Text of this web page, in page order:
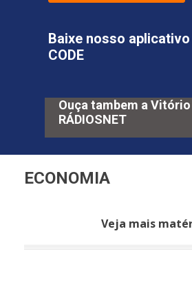
Baixe nosso aplicativo
CODE
Ouça tambem a Vitório
RÁDIOSNET
ECONOMIA
Veja mais